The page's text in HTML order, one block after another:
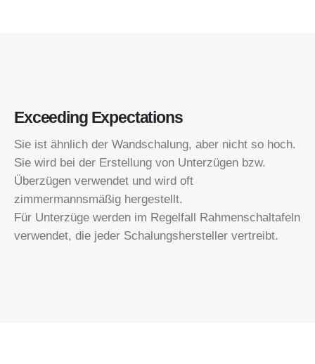
Exceeding Expectations
Sie ist ähnlich der Wandschalung, aber nicht so hoch.
Sie wird bei der Erstellung von Unterzügen bzw.
Überzügen verwendet und wird oft
zimmermannsmäßig hergestellt.
Für Unterzüge werden im Regelfall Rahmenschaltafeln
verwendet, die jeder Schalungshersteller vertreibt.